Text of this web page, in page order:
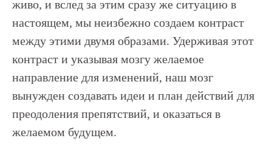
живо, и вслед за этим сразу же ситуацию в
настоящем, мы неизбежно создаем контраст
между этими двумя образами. Удерживая этот
контраст и указывая мозгу желаемое
направление для изменений, наш мозг
вынужден создавать идеи и план действий для
преодоления препятствий, и оказаться в
желаемом будущем.